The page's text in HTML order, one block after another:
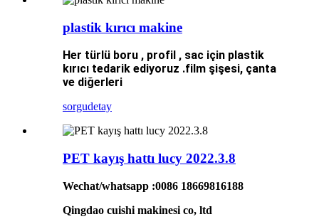
plastik kırıcı makine
Her türlü boru , profil , sac için plastik
kırıcı tedarik ediyoruz .film şişesi, çanta
ve diğerleri
sorgudetay
PET kayış hattı lucy 2022.3.8
Wechat/whatsapp :0086 18669816188
Qingdao cuishi makinesi co, ltd